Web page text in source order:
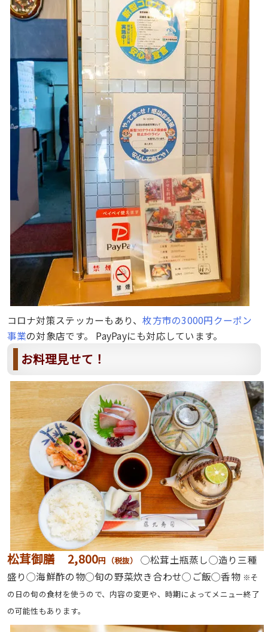
コロナ対策ステッカーもあり、枚方市の3000円クーポン
事業の対象店です。 PayPayにも対応しています。
お料理見せて！
松茸御膳 2,800円（税抜）
◯松茸土瓶蒸し◯造り三種
盛り◯海鮮酢の物◯旬の野菜炊き合わせ◯ご飯◯香物 ※そ
の日の旬の食材を使うので、内容の変更や、時期によってメニュー終了
の可能性もあります。